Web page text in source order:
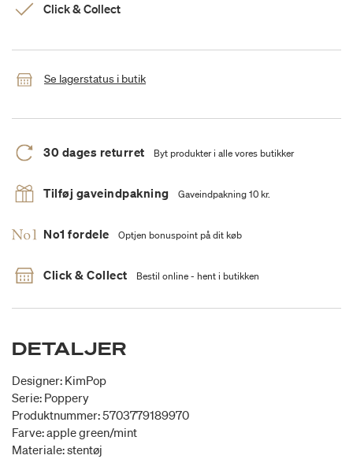
Click & Collect
Se lagerstatus i butik
30 dages returret Byt produkter i alle vores butikker
Tilføj gaveindpakning Gaveindpakning 10 kr.
No1 fordele Optjen bonuspoint på dit køb
Click & Collect Bestil online - hent i butikken
DETALJER
Designer: KimPop
Serie: Poppery
Produktnummer: 5703779189970
Farve: apple green/mint
Materiale: stentøj